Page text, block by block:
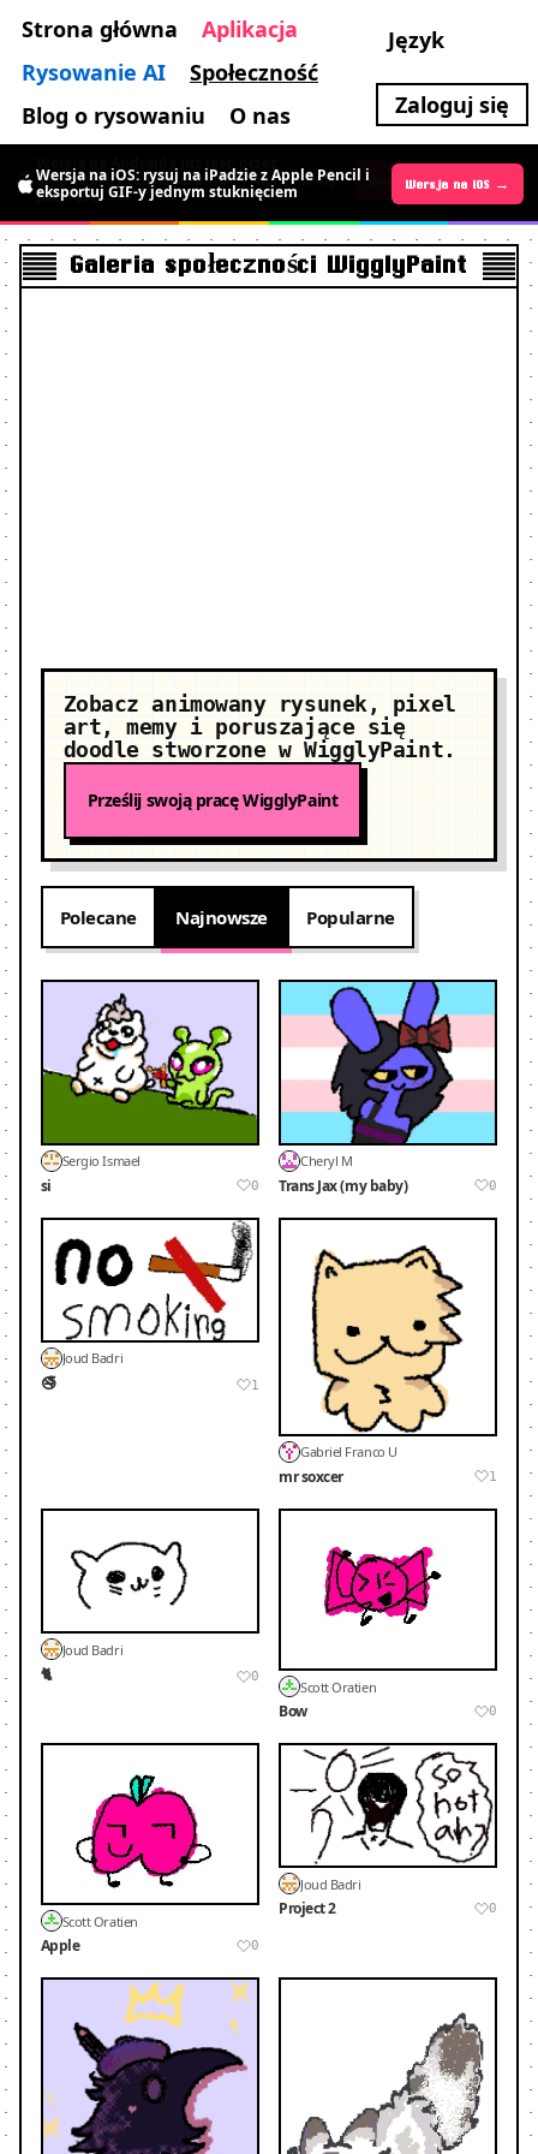
Strona główna
Aplikacja
Rysowanie AI
Społeczność
Blog o rysowaniu
O nas
Język
Zaloguj się
Wersja na Androida już jest: przez
ograniczony czas za darmo, rysuj ruchomy
pixel art
Wersja na Androida →
Wersja na iOS: rysuj na iPadzie z Apple Pencil i
eksportuj GIF-y jednym stuknięciem
Wersja na iOS →
Galeria społeczności WigglyPaint
Zobacz animowany rysunek, pixel
art, memy i poruszające się
doodle stworzone w WigglyPaint.
Prześlij swoją pracę WigglyPaint
Polecane Najnowsze Popularne
Sergio Ismael
si 0
Cheryl M
Trans Jax (my baby) 0
Joud Badri
🚭 1
Gabriel Franco U
mr soxcer 1
Joud Badri
🐈 0
Scott Oratien
Bow 0
Scott Oratien
Apple 0
Joud Badri
Project 2 0